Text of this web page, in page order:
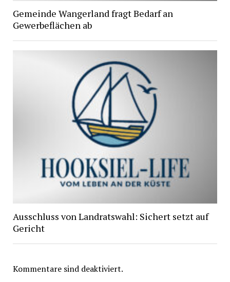
Gemeinde Wangerland fragt Bedarf an
Gewerbeflächen ab
Ausschluss von Landratswahl: Sichert setzt auf
Gericht
Kommentare sind deaktiviert.